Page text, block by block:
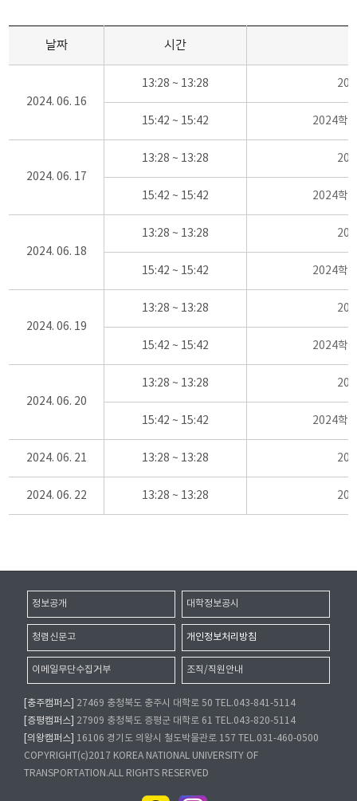
날짜 시간
2024. 06. 16
13:28 ~ 13:28
15:42 ~ 15:42 2024학
2024. 06. 17
13:28 ~ 13:28
15:42 ~ 15:42 2024학
2024. 06. 18
13:28 ~ 13:28
15:42 ~ 15:42 2024학
2024. 06. 19
13:28 ~ 13:28
15:42 ~ 15:42 2024학
2024. 06. 20
13:28 ~ 13:28
15:42 ~ 15:42 2024학
2024. 06. 21 13:28 ~ 13:28
2024. 06. 22 13:28 ~ 13:28
정보공개 대학정보공시
청렴신문고 개인정보처리방침
이메일무단수집거부 조직/직원안내
[충주캠퍼스]
27469 충청북도 충주시 대학로 50 TEL.043-841-5114
[증평캠퍼스]
27909 충청북도 증평군 대학로 61 TEL.043-820-5114
[의왕캠퍼스]
16106 경기도 의왕시 철도박물관로 157 TEL.031-460-0500
COPYRIGHT(c)2017 KOREA NATIONAL UNIVERSITY OF
TRANSPORTATION.ALL RIGHTS RESERVED